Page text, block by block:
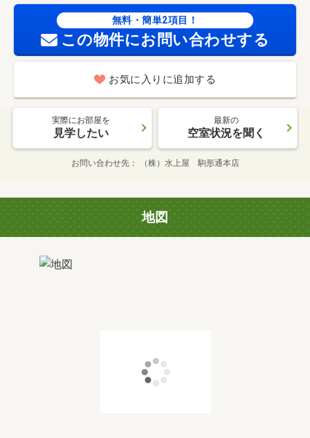
無料・簡単2項目！
この物件にお問い合わせする
お気に入りに追加する
実際にお部屋を
見学したい
最新の
空室状況を聞く
お問い合わせ先 （株）水上屋 駒形通本店
地図